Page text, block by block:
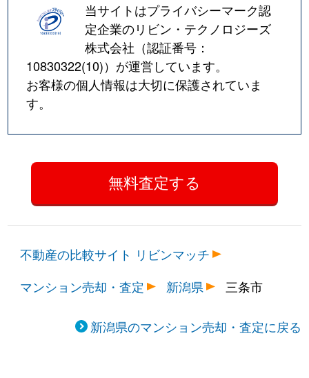
当サイトはプライバシーマーク認
定企業のリビン・テクノロジーズ
株式会社（認証番号：
10830322(10)）が運営しています。
お客様の個人情報は大切に保護されていま
す。
不動産の比較サイト リビンマッチ
マンション売却・査定
新潟県 三条市
新潟県のマンション売却・査定に戻る